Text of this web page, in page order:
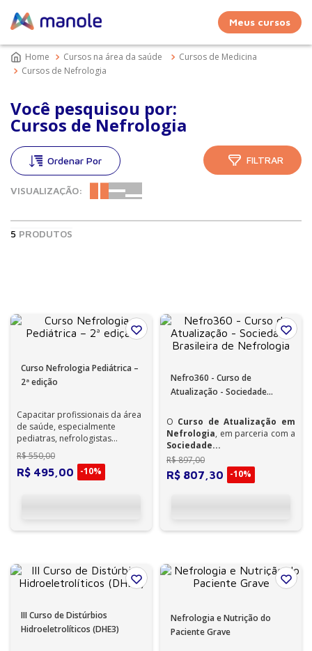
Meus cursos
Cursos na área da saúde
Cursos de Medicina
Cursos de Nefrologia
Você pesquisou por:
Cursos de Nefrologia
VISUALIZAÇÃO:
FILTRAR
5 PRODUTOS
Curso Nefrologia Pediátrica –
2ª edição
Capacitar profissionais da área
de saúde, especialmente
pediatras, nefrologistas
pediátricos e outros
profissionais envo...
R$550,00
R$ 495 00 -10%
Nefro360 - Curso de
Atualização - Sociedade
O Curso de Atualização em
Nefrologia, em parceria com a
Sociedade...
R$897,00
R$ 807 30 -10%
III Curso de Distúrbios
Hidroeletrolíticos (DHE3)
Nefrologia e Nutrição do
Paciente Grave